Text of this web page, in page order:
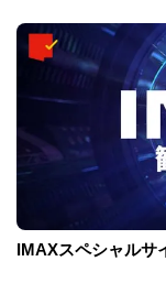
IMAXスペシャルサ